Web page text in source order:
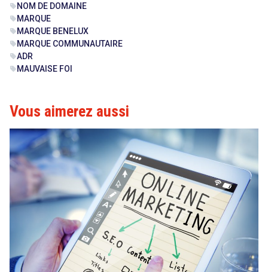
sell NOM DE DOMAINE
sell MARQUE
sell MARQUE BENELUX
sell MARQUE COMMUNAUTAIRE
sellADR
sell MAUVAISE FOI
Vous aimerez aussi
search